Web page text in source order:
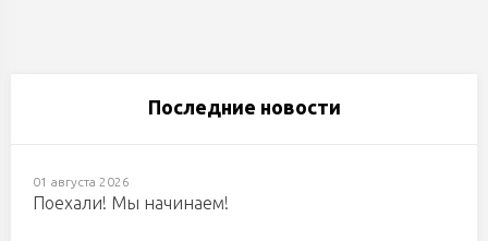
Последние новости
01 августа 2026
Поехали! Мы начинаем!